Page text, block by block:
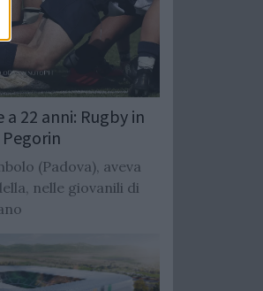
22 anni: Rugby in
(Padova), aveva
nelle giovanili di